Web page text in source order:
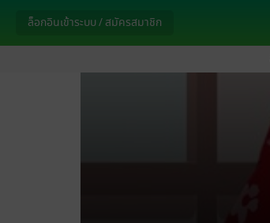
ล็อกอินเข้าระบบ / สมัครสมาชิก